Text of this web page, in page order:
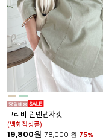
그리비 린넨랩자켓
(백화점상품)
19,800원 78,000원 75%